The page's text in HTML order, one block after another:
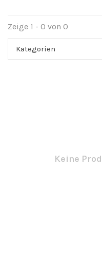
Zeige 1 - 0 von 0
Kategorien
Keine